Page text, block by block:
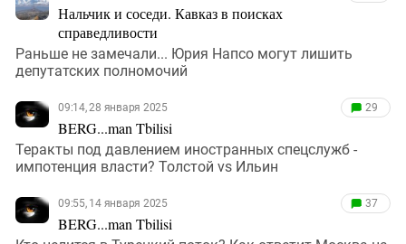
Нальчик и соседи. Кавказ в поисках
справедливости
Раньше не замечали... Юрия Напсо могут лишить
депутатских полномочий
09:14, 28 января 2025
BERG...man Tbilisi
29
Теракты под давлением иностранных спецслужб -
импотенция власти? Толстой vs Ильин
09:55, 14 января 2025
BERG...man Tbilisi
37